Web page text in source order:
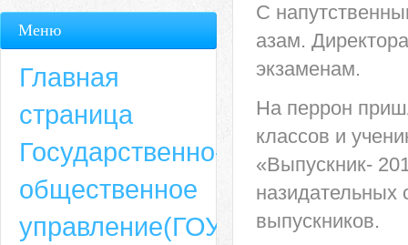
Адрес
659635, Алтайский край, Алтайский район, село Ая, ул. Школьная 11.
С
азам.
экзаменам.
На перрон
классов и
«Выпускник-
назидательных
выпускников.
Меню
Главная
страница
Государственно-
общественное
управление(ГОУ)